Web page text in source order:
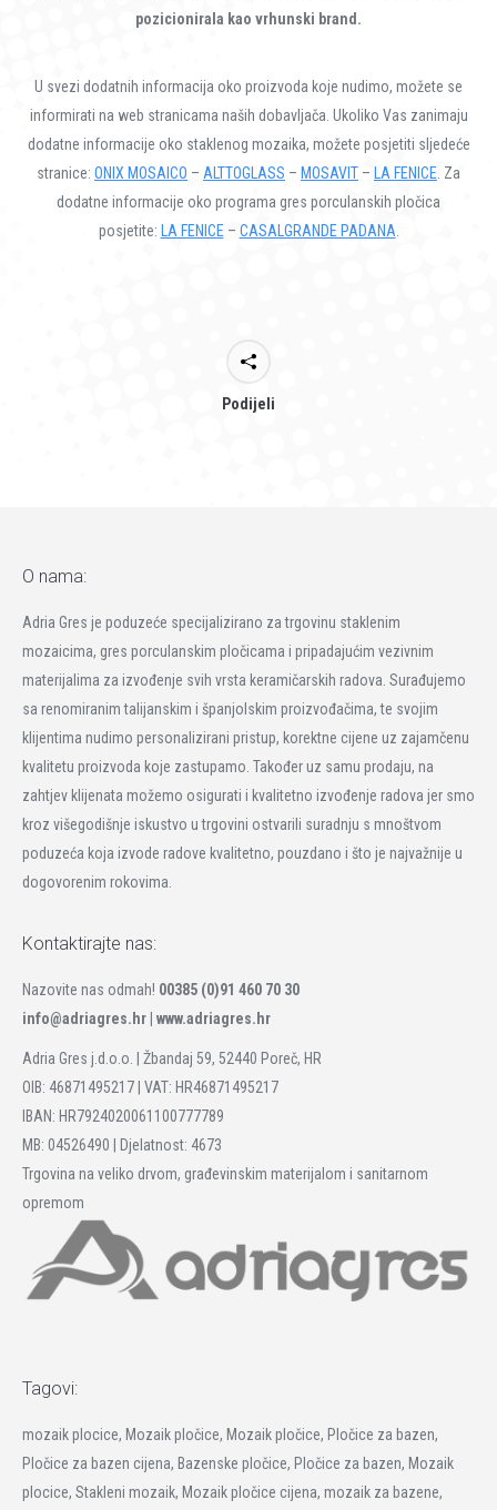
pozicionirala kao vrhunski brand.
U svezi dodatnih informacija oko proizvoda koje nudimo, možete se
informirati na web stranicama naših dobavljača. Ukoliko Vas zanimaju
dodatne informacije oko staklenog mozaika, možete posjetiti sljedeće
stranice: ONIX MOSAICO – ALTTOGLASS – MOSAVIT – LA FENICE . Za
dodatne informacije oko programa gres porculanskih pločica
posjetite: LA FENICE – CASALGRANDE PADANA
Podijeli
O nama:
Adria Gres je poduzeće specijalizirano za trgovinu staklenim
mozaicima, gres porculanskim pločicama i pripadajućim vezivnim
materijalima za izvođenje svih vrsta keramičarskih radova. Surađujemo
sa renomiranim talijanskim i španjolskim proizvođačima, te svojim
klijentima nudimo personalizirani pristup, korektne cijene uz zajamčenu
kvalitetu proizvoda koje zastupamo. Također uz samu prodaju, na
zahtjev klijenata možemo osigurati i kvalitetno izvođenje radova jer smo
kroz višegodišnje iskustvo u trgovini ostvarili suradnju s mnoštvom
poduzeća koja izvode radove kvalitetno, pouzdano i što je najvažnije u
dogovorenim rokovima.
Kontaktirajte nas:
Nazovite nas odmah! 00385 (0)91 460 70 30
info@adriagres.hr | www.adriagres.hr
Adria Gres j.d.o.o. | Žbandaj 59, 52440 Poreč, HR
OIB: 46871495217 | VAT: HR46871495217
IBAN: HR7924020061100777789
MB: 04526490 | Djelatnost: 4673
Trgovina na veliko drvom, građevinskim materijalom i sanitarnom
opremom
Tagovi:
mozaik plocice, Mozaik pločice, Mozaik pločice, Pločice za bazen,
Pločice za bazen cijena, Bazenske pločice, Pločice za bazen, Mozaik
plocice, Stakleni mozaik, Mozaik pločice cijena, mozaik za bazene,